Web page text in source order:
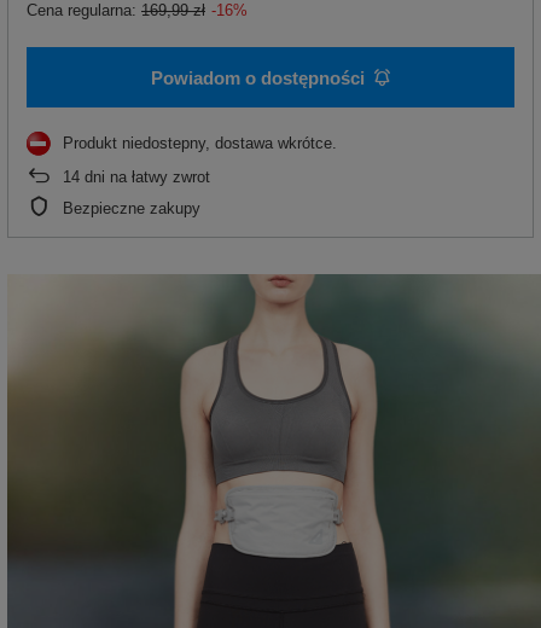
Cena regularna: 169,99 zł -16%
Powiadom o dostępności
Produkt niedostepny, dostawa wkrótce
14 dni na łatwy zwrot
Bezpieczne zakupy